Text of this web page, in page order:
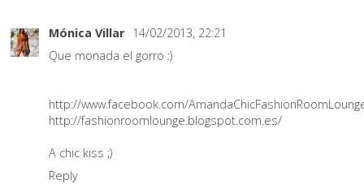
Mónica Villar 14/02/2013, 22:21
Que monada el gorro :)
http://www.facebook.com/
http://fashionroomlounge.blogspot.com.es/
A chic kiss ;)
Reply